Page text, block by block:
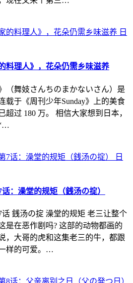
日
料理人》，花朵仍需乡味滋养
（舞妓さんちのまかないさん）是
载于《周刊少年Sunday》上的美食
超过 180 万。 相信大家想到日本，
日
话：澡堂的规矩（銭汤の掟）
话 銭汤の掟 澡堂的规矩 老三让整个
是在恶作剧吗? 这部的动物都画的
，大哥的虎和这集老三的牛，都跟
样的可爱。…